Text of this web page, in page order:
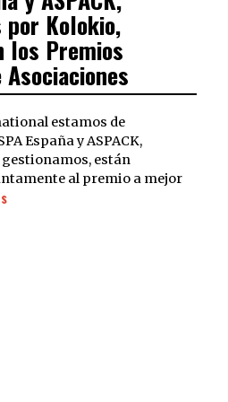
Kolokio,
Premios
Asociaciones
estamos de
España y ASPACK,
están
al premio a mejor